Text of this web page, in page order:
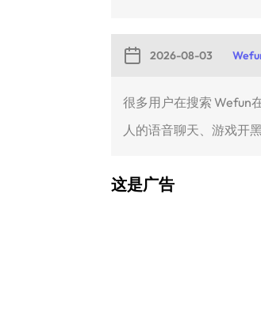
2026-08-03
很多用户在搜索 Wefun
人的语音聊天、游戏开
这是广告